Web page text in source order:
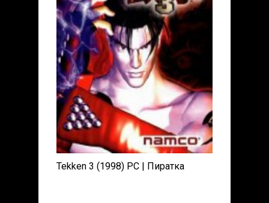
Tekken 3 (1998) PC | Пиратка